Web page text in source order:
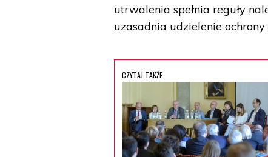
utrwalenia spełnia reguły
uzasadnia udzielenie
CZYTAJ TAKŻE